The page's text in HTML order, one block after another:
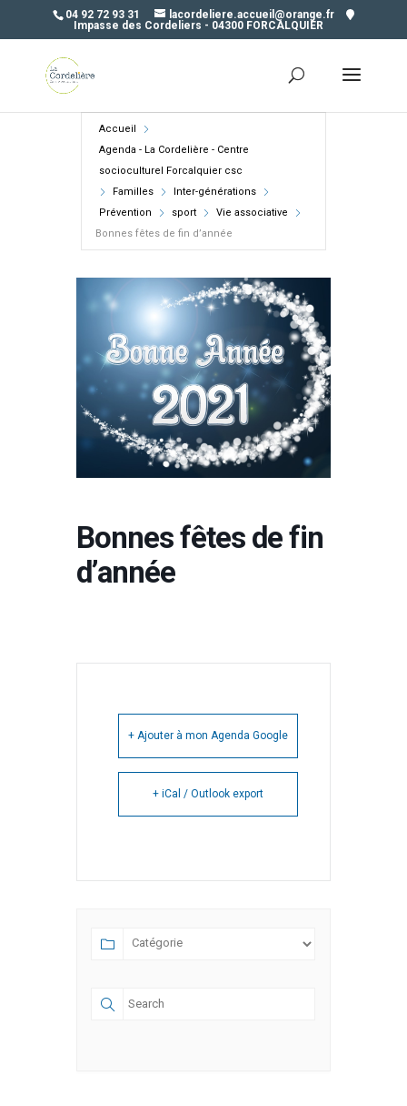
04 92 72 93 31
lacordeliere.accueil@orange.fr
Impasse des Cordeliers - 04300 FORCALQUIER
Accueil
Agenda - La Cordelière - Centre
socioculturel Forcalquier csc
Familles
Inter-générations
Prévention
sport
Vie associative
Bonnes fêtes de fin d’année
Bonnes fêtes de fin
d’année
+ Ajouter à mon Agenda Google
+ iCal / Outlook export